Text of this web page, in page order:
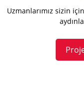
Uzmanlarımız sizin